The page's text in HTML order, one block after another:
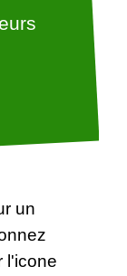
un
l'icone